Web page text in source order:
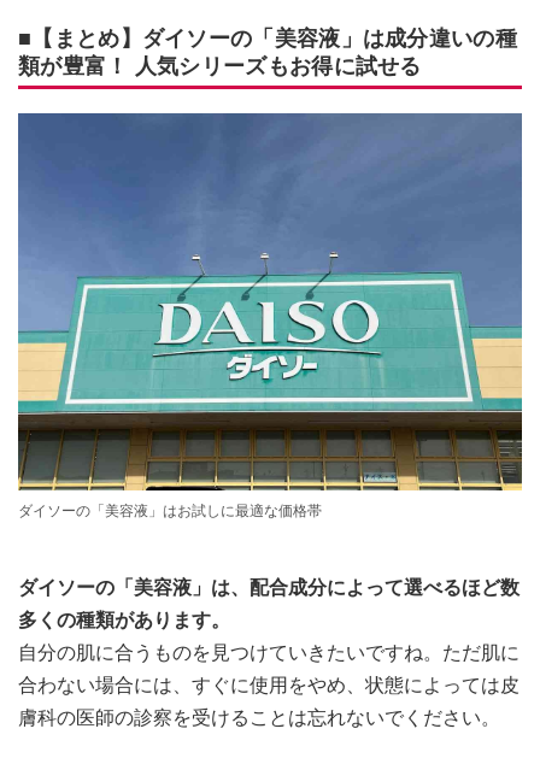
■【まとめ】ダイソーの「美容液」は成分違いの種
類が豊富！ 人気シリーズもお得に試せる
ダイソーの「美容液」はお試しに最適な価格帯
ダイソーの「美容液」は、配合成分によって選べるほど数
多くの種類があります。
自分の肌に合うものを見つけていきたいですね。ただ肌に
合わない場合には、すぐに使用をやめ、状態によっては皮
膚科の医師の診察を受けることは忘れないでください。